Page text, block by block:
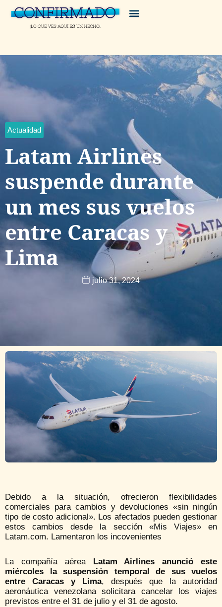
Actualidad
Latam Airlines
suspende durante
un mes sus vuelos
entre Caracas y
Lima
julio 31, 2024
Debido a la situación, ofrecieron flexibilidades
comerciales para cambios y devoluciones «sin ningún
tipo de costo adicional». Los afectados pueden gestionar
estos cambios desde la sección «Mis Viajes» en
Latam.com. Lamentaron los incovenientes
La compañía aéreaLatam Airlines anunció este
miércoles la suspensión temporal de sus vuelos
entre Caracas y Lima, después que la autoridad
aeronáutica venezolana solicitara cancelar los viajes
previstos entre el 31 de julio y el 31 de agosto.